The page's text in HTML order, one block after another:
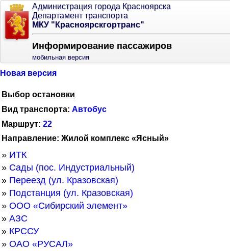
Администрация города Красноярска
Департамент транспорта
МКУ "Красноярскгортранс"
Информирование пассажиров
мобильная версия
Новая версия
Выбор остановки
Вид транспорта: Автобус
Маршрут: 22
Направление: Жилой комплекс «Ясный»
» ИТК
» Сады (пос. Индустриальный)
» Переезд (ул. Кразовская)
» Подстанция (ул. Кразовская)
» ООО «Сибирский элемент»
» АЗС
» КРССУ
» ОАО «РУСАЛ»